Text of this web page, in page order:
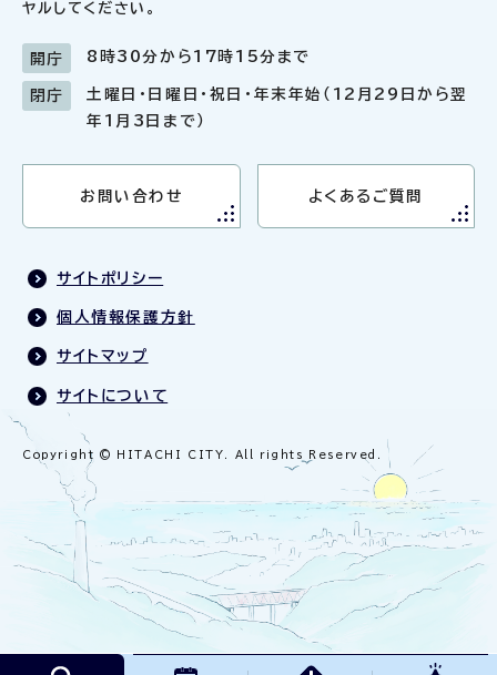
ヤルしてください。
開庁 8時30分から17時15分まで
閉庁
土曜日・日曜日・祝日・年末年始（12月29日から翌
年1月3日まで）
お問い合わせ よくあるご質問
サイトポリシー
個人情報保護方針
サイトマップ
サイトについて
Copyright © HITACHI CITY. All rights Reserved.